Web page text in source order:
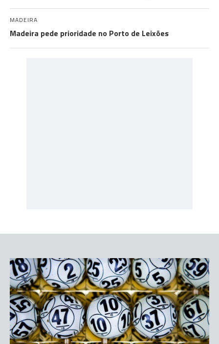
MADEIRA
Madeira pede prioridade no Porto de Leixões